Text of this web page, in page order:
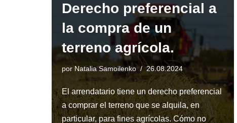
Derecho preferencial a
la compra de un
terreno agrícola.
por Natalia Samoilenko 26.08.2024
El arrendatario tiene un derecho preferencial
a comprar el terreno que se alquila, en
particular, para fines agrícolas. Cómo no